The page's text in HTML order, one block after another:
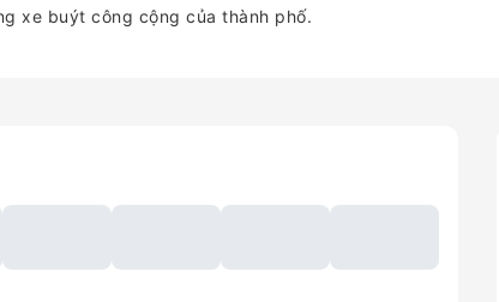
xe buýt công cộng của thành phố.